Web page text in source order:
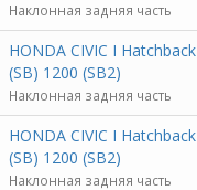
Наклонная задняя часть
HONDA CIVIC I Hatchback
(SB) 1200 (SB2)
Наклонная задняя часть
HONDA CIVIC I Hatchback
(SB) 1200 (SB2)
Наклонная задняя часть